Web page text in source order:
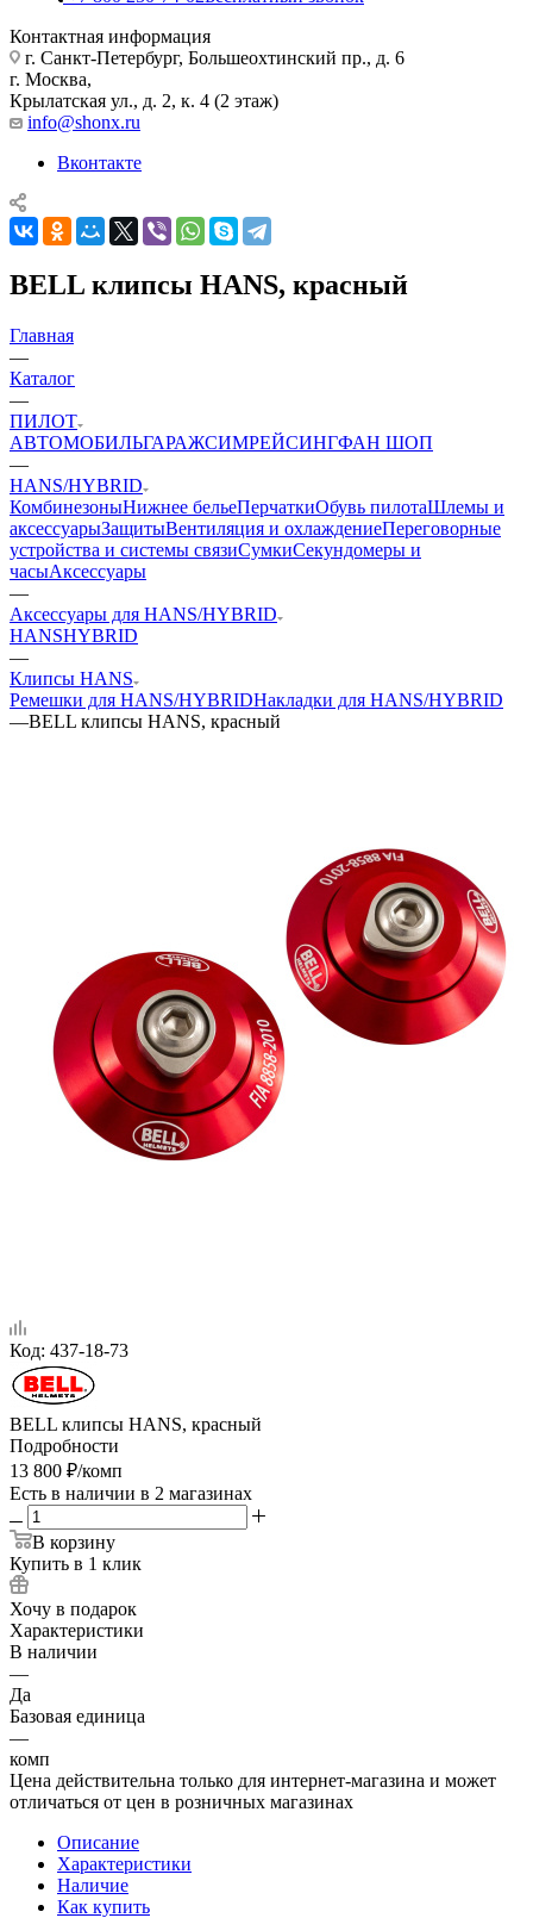
Контактная информация
г. Санкт-Петербург, Большеохтинский пр., д. 6
г. Москва,
Крылатская ул., д. 2, к. 4 (2 этаж)
info@shonx.ru
Вконтакте
BELL клипсы HANS, красный
Главная
—
Каталог
—
ПИЛОТ
АВТОМОБИЛЬГАРАЖСИМРЕЙСИНГФАН ШОП
—
HANS/HYBRID
КомбинезоныНижнее бельеПерчаткиОбувь пилотаШлемы и
аксессуарыЗащитыВентиляция и охлаждениеПереговорные
устройства и системы связиСумкиСекундомеры и
часыАксессуары
—
Аксессуары для HANS/HYBRID
HANSHYBRID
—
Клипсы HANS
Ремешки для HANS/HYBRIDНакладки для HANS/HYBRID
—BELL клипсы HANS, красный
Код: 437-18-73
BELL клипсы HANS, красный
Подробности
13 800 ₽/комп
Есть в наличии в 2 магазинах
В корзину
Купить в 1 клик
Хочу в подарок
Характеристики
В наличии
—
Да
Базовая единица
—
комп
Цена действительна только для интернет-магазина и может
отличаться от цен в розничных магазинах
Описание
Характеристики
Наличие
Как купить